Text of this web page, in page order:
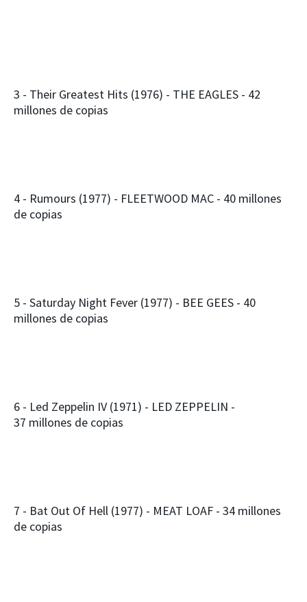
3 - Their Greatest Hits (1976) - THE EAGLES - 42
millones de copias
4 - Rumours (1977) - FLEETWOOD MAC - 40 millones
de copias
5 - Saturday Night Fever (1977) - BEE GEES - 40
millones de copias
6 - Led Zeppelin IV (1971) - LED ZEPPELIN -
37 millones de copias
7 - Bat Out Of Hell (1977) - MEAT LOAF - 34 millones
de copias